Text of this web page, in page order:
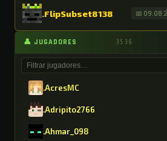
.FlipSubset8138 📅
👤 JUGADORES 3536
.AcresMC
.Adripito2766
.Ahmar_098